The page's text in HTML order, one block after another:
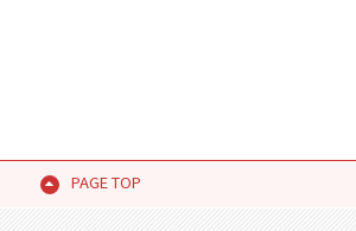
PAGE TOP